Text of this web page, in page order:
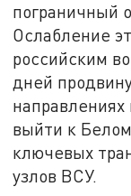
пограничный
Ослабление
российским
дней
выйти к
ключевых
узлов ВСУ.